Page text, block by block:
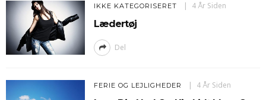
IKKE KATEGORISERET 4 År Siden
Lædertøj
Del
FERIE OG LEJLIGHEDER 4 År Siden